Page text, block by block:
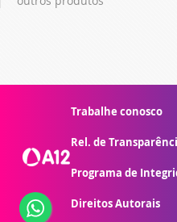
Trabalhe conosco
Rel. de
Programa de
Direitos Autorais